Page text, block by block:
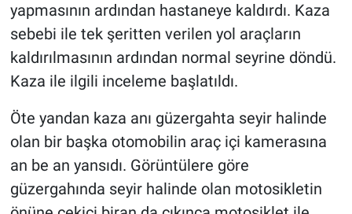
yapmasının ardından hastaneye kaldırdı. Kaza
sebebi ile tek şeritten verilen yol araçların
kaldırılmasının ardından normal seyrine döndü.
Kaza ile ilgili inceleme başlatıldı.
Öte yandan kaza anı güzergahta seyir halinde
olan bir başka otomobilin araç içi kamerasına
an be an yansıdı. Görüntülere göre
güzergahında seyir halinde olan motosikletin